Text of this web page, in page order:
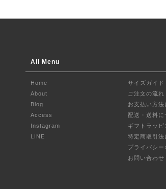
All Menu
Home
About
Blog
Access
Instagram
LINE
サイズガイド
ご注文の流れ
お支払い方法
配送・送料に
ギフトラッピ
特定商取引法
プライバシー
お問い合わせ